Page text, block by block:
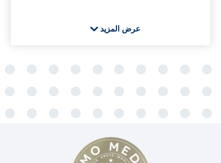
الورم النجمي
العلاج الإشعاعي الموجه بالأشعة IGRT
الورم الوعائي الكهفي
عرض المزيد